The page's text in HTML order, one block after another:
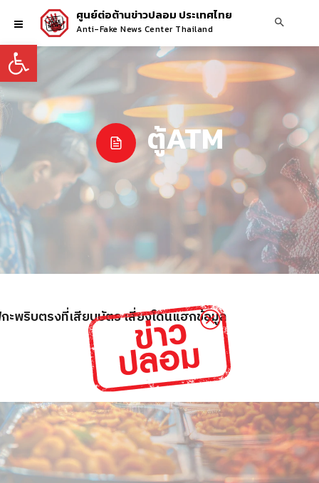
Open toolbar
ศูนย์ต่อต้านข่าวปลอม ประเทศไทย
Anti-Fake News Center Thailand
ตู้ATM
ะพริบตรงที่เสียบบัตร เสี่ยงโดนแฮกข้อมูล